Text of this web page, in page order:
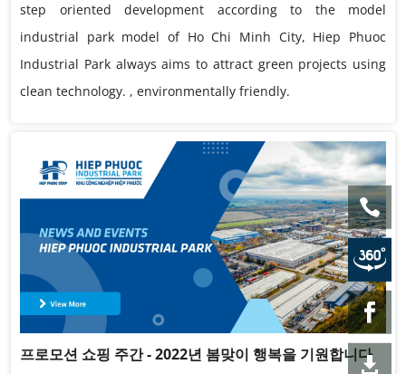
step oriented development according to the model
industrial park model of Ho Chi Minh City, Hiep Phuoc
Industrial Park always aims to attract green projects using
clean technology. , environmentally friendly.
프로모션 쇼핑 주간 - 2022년 봄맞이 행복을 기원합니다